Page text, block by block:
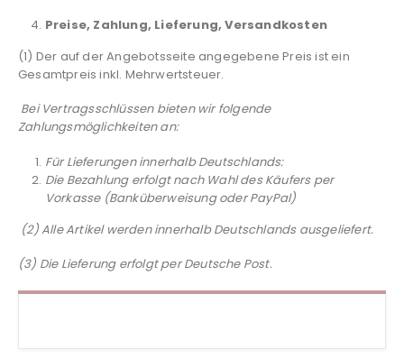
Preise, Zahlung, Lieferung, Versandkosten
(1) Der auf der Angebotsseite angegebene Preis ist ein
Gesamtpreis inkl. Mehrwertsteuer.
Bei Vertragsschlüssen bieten wir folgende
Zahlungsmöglichkeiten an:
Für Lieferungen innerhalb Deutschlands:
Die Bezahlung erfolgt nach Wahl des Käufers per
Vorkasse(Banküberweisung oder PayPal)
(2) Alle Artikel werden innerhalb Deutschlands ausgeliefert.
(3) Die Lieferung erfolgt per Deutsche Post.